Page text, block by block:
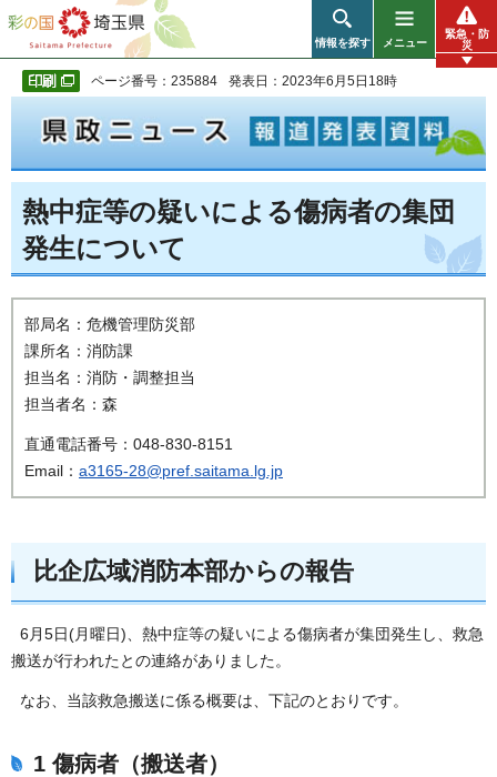
彩の国 埼玉県
情報を探す メニュー
緊急・防
災
ページ番号：235884 発表日：2023年6月5日18時
熱中症等の疑いによる傷病者の集団
発生について
部局名：危機管理防災部
課所名：消防課
担当名：消防・調整担当
担当者名：森
直通電話番号：048-830-8151
Email： a3165-28@pref.saitama.lg.jp
比企広域消防本部からの報告
6月5日(月曜日)、熱中症等の疑いによる傷病者が集団発生し、救急
搬送が行われたとの連絡がありました。
なお、当該救急搬送に係る概要は、下記のとおりです。
1 傷病者（搬送者）